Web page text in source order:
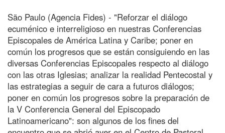
São Paulo (Agencia Fides) - "Reforzar el diálogo
ecuménico e interreligioso en nuestras Conferencias
Episcopales de América Latina y Caribe; poner en
común los progresos que se están consiguiendo en las
diversas Conferencias Episcopales respecto al diálogo
con las otras Iglesias; analizar la realidad Pentecostal y
las estrategias a seguir de cara a futuros diálogos;
poner en común los progresos sobre la preparación de
la V Conferencia General del Episcopado
Latinoamericano": son algunos de los fines del